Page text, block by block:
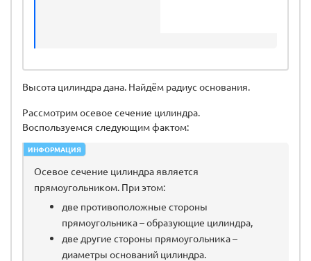
Высота цилиндра дана. Найдём радиус основания.
Рассмотрим осевое сечение цилиндра.
Воспользуемся следующим фактом:
ИНФОРМАЦИЯ
Осевое сечение цилиндра является
прямоугольником. При этом:
две противоположные стороны
прямоугольника – образующие цилиндра,
две другие стороны прямоугольника –
диаметры оснований цилиндра.